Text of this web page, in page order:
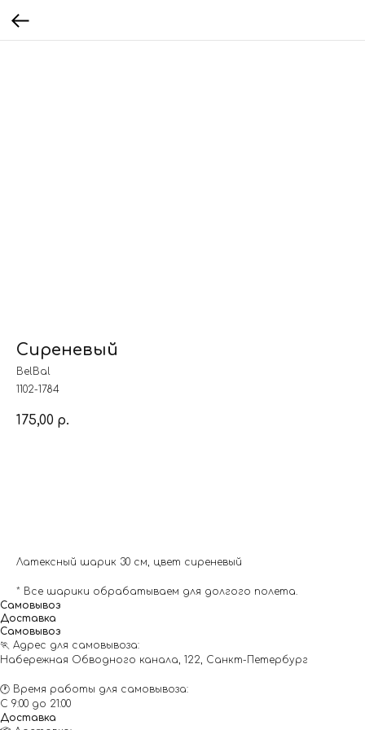
Сиреневый
BelBal
1102-1784
175,00 р.
Латексный шарик 30 см, цвет сиреневый
* Все шарики обрабатываем для долгого полета.
Самовывоз
Доставка
Самовывоз
🏃 Адрес для самовывоза:
Набережная Обводного канала, 122, Санкт-Петербург
🕐 Время работы для самовывоза:
С 9:00 до 21:00
Доставка